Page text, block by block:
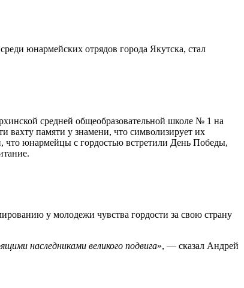
юнармейских отрядов города Якутска, стал
средней общеобразовательной школе № 1 на
вахту памяти у знамени, что символизирует их
что юнармейцы с гордостью встретили День Победы,
у молодежи чувства гордости за свою страну
наследниками великого подвига», — сказал Андрей